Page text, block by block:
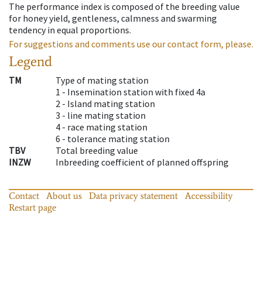
The performance index is composed of the breeding value
for honey yield, gentleness, calmness and swarming
tendency in equal proportions.
For suggestions and comments use our contact form, please.
Legend
TM
Type of mating station
1 - Insemination station with fixed 4a
2 - Island mating station
3 - line mating station
4 - race mating station
6 - tolerance mating station
TBV
Total breeding value
INZW
Inbreeding coefficient of planned offspring
Contact About us Data privacy statement
Accessibility
Restart page